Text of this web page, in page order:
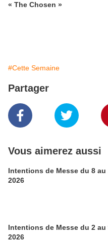
« The Chosen »
#Cette Semaine
Partager
Vous aimerez aussi
Intentions de Messe du 8 au
2026
Intentions de Messe du 2 au
2026